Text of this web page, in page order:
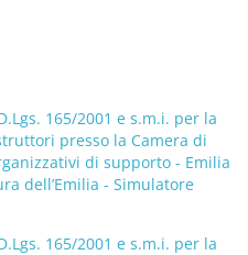
165/2001 e s.m.i. per la
presso la Camera di
di supporto - Emilia
dell’Emilia - Simulatore
165/2001 e s.m.i. per la